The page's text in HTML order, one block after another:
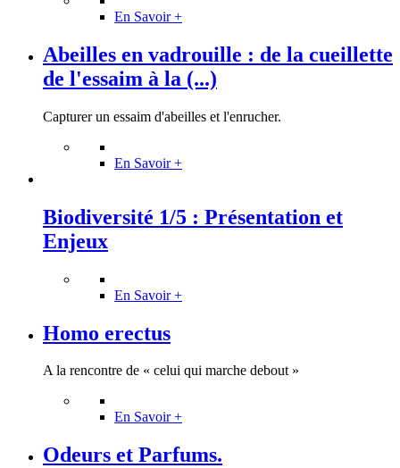
En Savoir +
Abeilles en vadrouille : de la cueillette
de l'essaim à la (...)
Capturer un essaim d'abeilles et l'enrucher.
En Savoir +
Biodiversité 1/5 : Présentation et
Enjeux
En Savoir +
Homo erectus
A la rencontre de « celui qui marche debout »
En Savoir +
Odeurs et Parfums.